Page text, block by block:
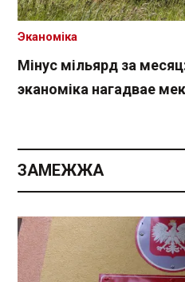
Мінус мільярд за
эканоміка нагадвае
Эканоміка
ЗАМЕЖЖА